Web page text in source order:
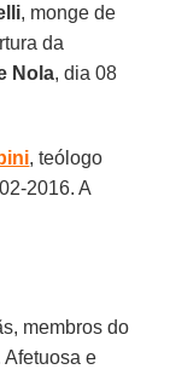
, monge de
da
Nola, dia 08
, teólogo
2016. A
membros do
Afetuosa e